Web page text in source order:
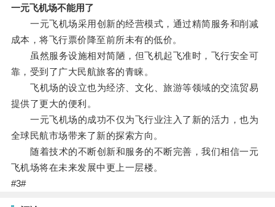
一元飞机场不能用了
一元飞机场采用创新的经营模式，通过精简服务和削减
成本，将飞行票价降至前所未有的低价。
虽然服务设施相对简陋，但飞机起飞准时，飞行安全可
靠，受到了广大民航旅客的青睐。
飞机场的设立也为经济、文化、旅游等领域的交流贸易
提供了更大的便利。
一元飞机场的成功不仅为飞行业注入了新的活力，也为
全球民航市场带来了新的探索方向。
随着技术的不断创新和服务的不断完善，我们相信一元
飞机场将在未来发展中更上一层楼。
#3#